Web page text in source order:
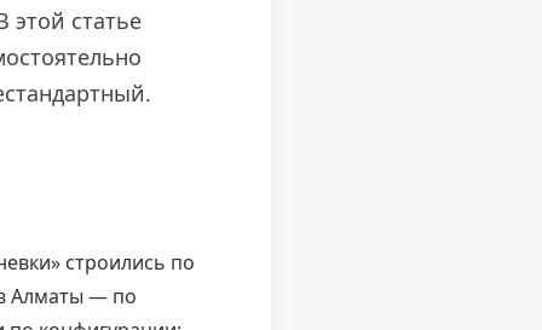
этой статье
строились по
Алматы — по